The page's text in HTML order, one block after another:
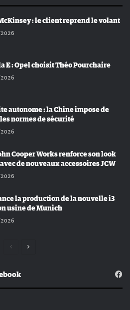
: le client reprend le volant
E : Opel choisit Théo Pourchaire
autonome : la Chine impose de
normes de sécurité
Cooper Works renforce son look
de nouveaux accessoires JCW
la production de la nouvelle i3
usine de Munich
Page
Page